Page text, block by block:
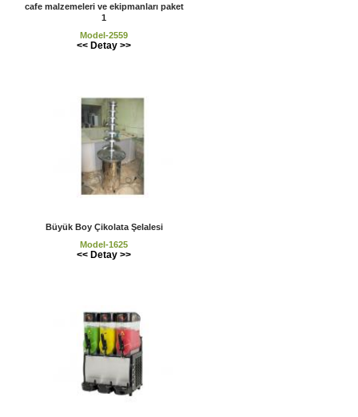
cafe malzemeleri ve ekipmanları paket
1
Model-2559
<< Detay >>
Büyük Boy Çikolata Şelalesi
Model-1625
<< Detay >>